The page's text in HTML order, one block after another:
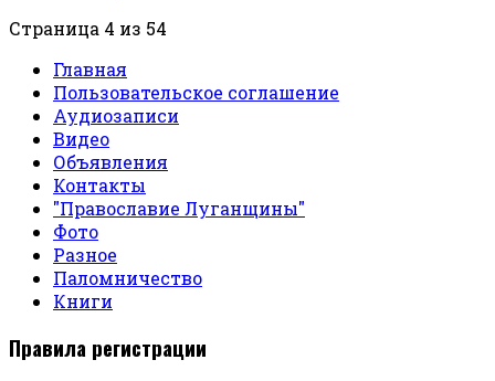
Страница 4 из 54
Главная
Пользовательское соглашение
Аудиозаписи
Видео
Объявления
Контакты
"Православие Луганщины"
Фото
Разное
Паломничество
Книги
Правила регистрации